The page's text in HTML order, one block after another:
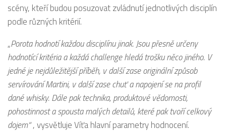
scény, kteří budou posuzovat zvládnutí jednotlivých disciplín
podle různých kritérií.
„Porota hodnotí každou disciplínu jinak. Jsou přesně určeny
hodnotící kritéria a každá challenge hledá trošku něco jiného. V
jedné je nejdůležitější příběh, v další zase originální způsob
servírování Martini, v další zase chuť a napojení se na profil
dané whisky. Dále pak technika, produktové vědomosti,
pohostinnost a spousta malých detailů, které pak tvoří celkový
dojem“, vysvětluje Víťa hlavní parametry hodnocení.